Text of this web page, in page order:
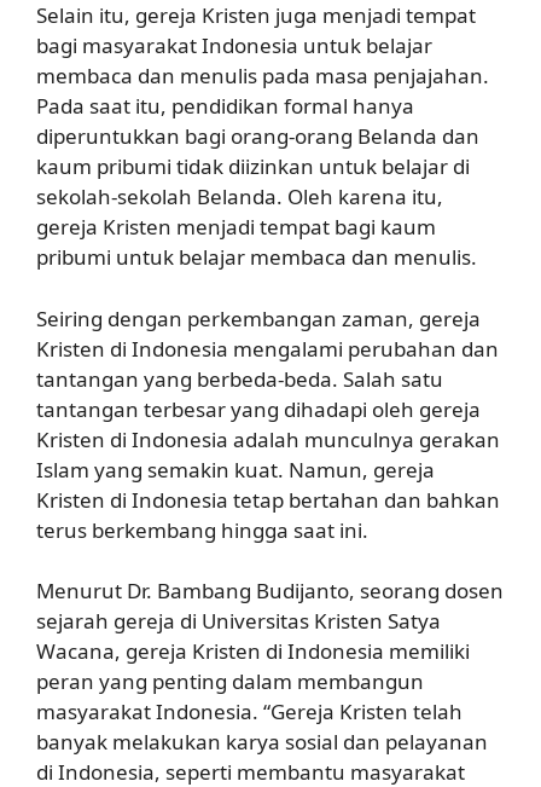
Selain itu, gereja Kristen juga menjadi tempat
bagi masyarakat Indonesia untuk belajar
membaca dan menulis pada masa penjajahan.
Pada saat itu, pendidikan formal hanya
diperuntukkan bagi orang-orang Belanda dan
kaum pribumi tidak diizinkan untuk belajar di
sekolah-sekolah Belanda. Oleh karena itu,
gereja Kristen menjadi tempat bagi kaum
pribumi untuk belajar membaca dan menulis.
Seiring dengan perkembangan zaman, gereja
Kristen di Indonesia mengalami perubahan dan
tantangan yang berbeda-beda. Salah satu
tantangan terbesar yang dihadapi oleh gereja
Kristen di Indonesia adalah munculnya gerakan
Islam yang semakin kuat. Namun, gereja
Kristen di Indonesia tetap bertahan dan bahkan
terus berkembang hingga saat ini.
Menurut Dr. Bambang Budijanto, seorang dosen
sejarah gereja di Universitas Kristen Satya
Wacana, gereja Kristen di Indonesia memiliki
peran yang penting dalam membangun
masyarakat Indonesia. “Gereja Kristen telah
banyak melakukan karya sosial dan pelayanan
di Indonesia, seperti membantu masyarakat